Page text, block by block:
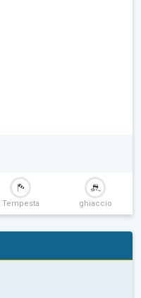
Tempesta ghiaccio